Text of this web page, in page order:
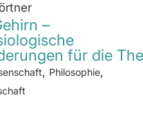
–
für die
, Philosophie,